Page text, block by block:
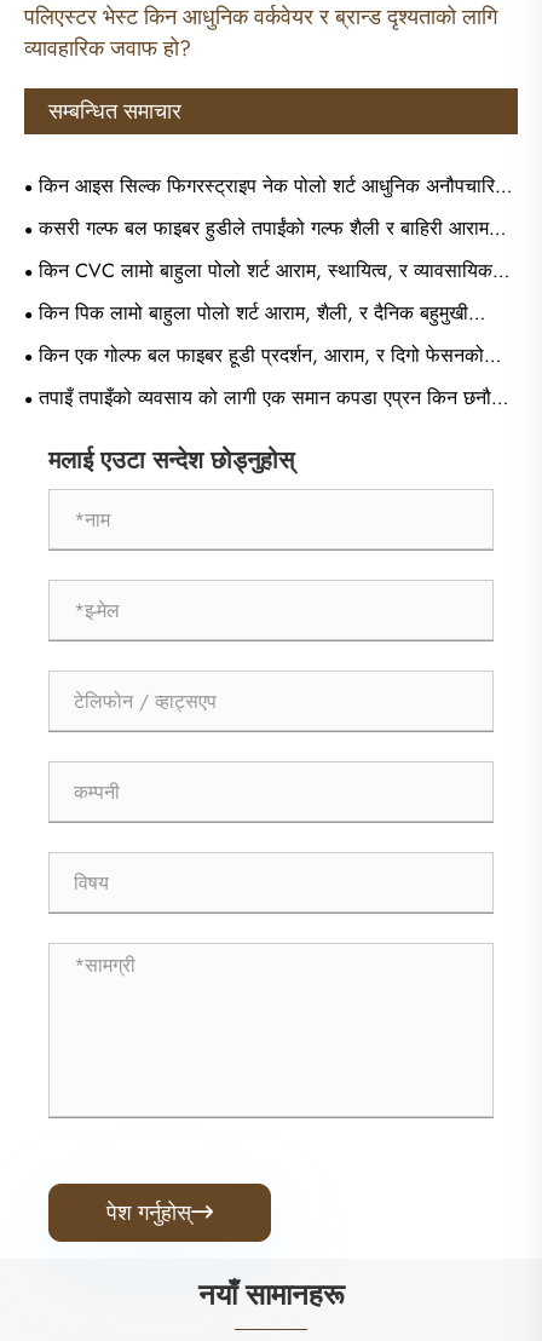
पलिएस्टर भेस्ट किन आधुनिक वर्कवेयर र ब्रान्ड दृश्यताको लागि
व्यावहारिक जवाफ हो?
सम्बन्धित समाचार
किन आइस सिल्क फिगरस्ट्राइप नेक पोलो शर्ट आधुनिक अनौपचारिक
र व्यापारिक पहिरनको लागि रुचाइएको छनोट बनिरहेको छ?
कसरी गल्फ बल फाइबर हुडीले तपाईंको गल्फ शैली र बाहिरी आरामलाई
रूपान्तरण गर्न सक्छ
किन CVC लामो बाहुला पोलो शर्ट आराम, स्थायित्व, र व्यावसायिक
शैलीको लागि उत्तम विकल्प हो?
किन पिक लामो बाहुला पोलो शर्ट आराम, शैली, र दैनिक बहुमुखी
प्रतिभाको लागि उत्तम विकल्प हो
किन एक गोल्फ बल फाइबर हूडी प्रदर्शन, आराम, र दिगो फेसनको
लागि अन्तिम विकल्प बनिरहेको छ
तपाइँ तपाइँको व्यवसाय को लागी एक समान कपडा एप्रन किन छनौट
मलाई एउटा सन्देश छोड्नुहोस्
पेश गर्नुहोस्
नयाँ सामानहरू